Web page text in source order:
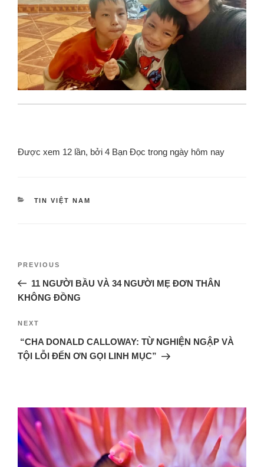
Được xem 12 lần, bởi 4 Bạn Đọc trong ngày hôm nay
TIN VIỆT NAM
PREVIOUS
11 NGƯỜI BẦU VÀ 34 NGƯỜI MẸ ĐƠN THÂN
KHÔNG ĐỒNG
NEXT
“CHA DONALD CALLOWAY: TỪ NGHIỆN NGẬP VÀ
TỘI LỖI ĐẾN ƠN GỌI LINH MỤC”